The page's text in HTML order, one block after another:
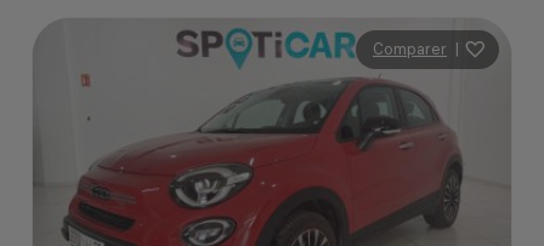
Comparer |